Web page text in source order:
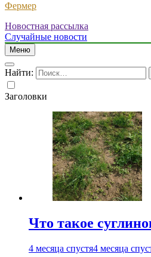
Фермер
Новостная рассылка
Случайные новости
Меню
Найти:
Заголовки
Что такое
4 месяца спустя4 месяца